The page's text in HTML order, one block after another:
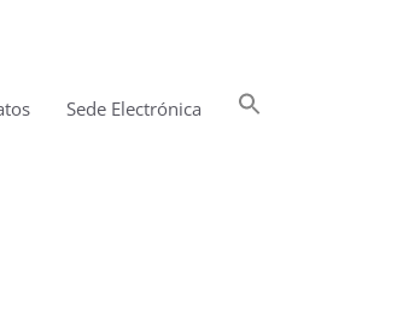
Sede Electrónica